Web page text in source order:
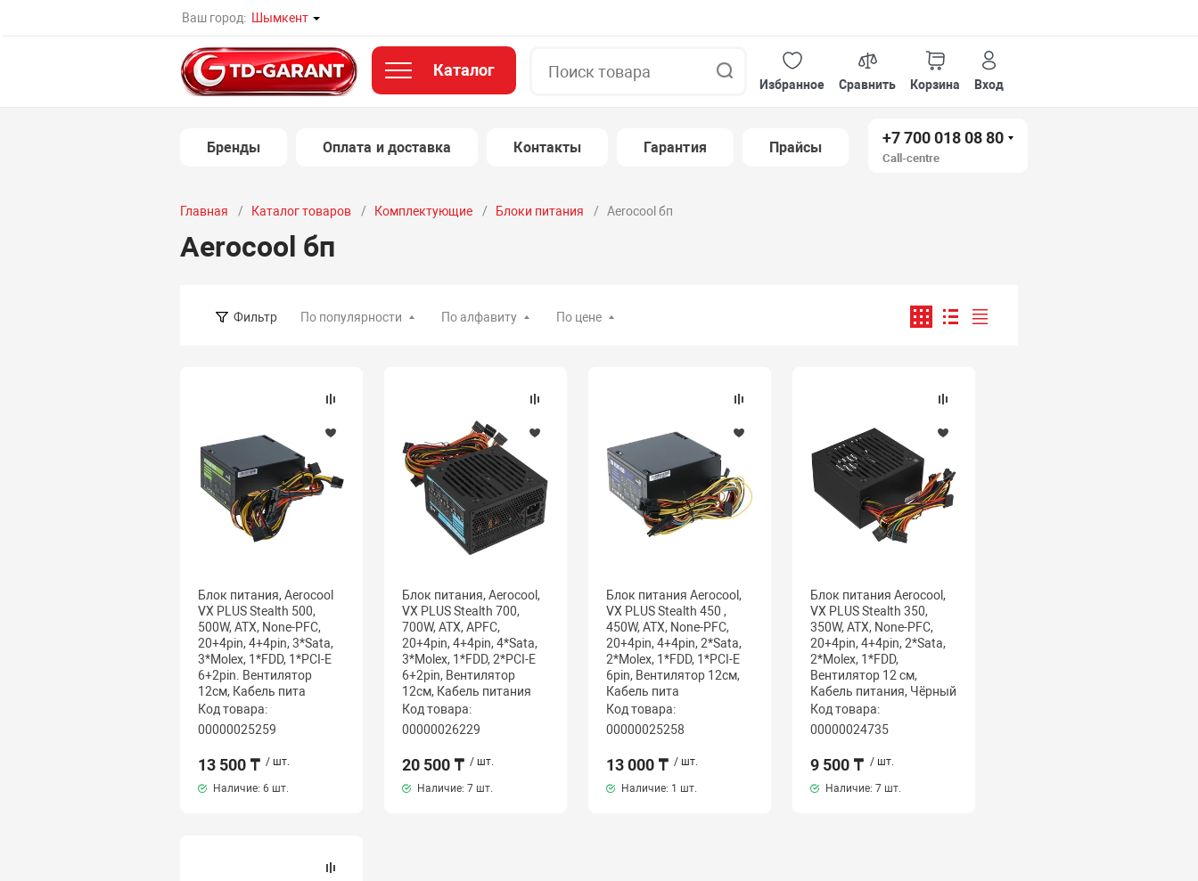
Ваш город: Шымкент
Каталог
Избранное
Сравнить Корзина Вход
Бренды Оплата и доставка Контакты Гарантия Прайсы
+7 700 018 08 80
Call-centre
Главная Каталог товаров Комплектующие Блоки питания Aerocool бп
Aerocool бп
Фильтр По популярности По алфавиту По цене
Блок питания, Aerocool
VX PLUS Stealth 500,
500W, ATX, None-PFC,
20+4pin, 4+4pin, 3*Sata,
3*Molex, 1*FDD, 1*PCI-E
6+2pin. Вентилятор
12см, Кабель пита
Код товара:
00000025259
13 500 ₸ / шт.
Наличие: 6 шт.
Блок питания, Aerocool,
VX PLUS Stealth 700,
700W, ATX, APFC,
20+4pin, 4+4pin, 4*Sata,
3*Molex, 1*FDD, 2*PCI-E
6+2pin, Вентилятор
12см, Кабель питания
Код товара:
00000026229
20 500 ₸ / шт.
Наличие: 7 шт.
Блок питания Aerocool,
VX PLUS Stealth 450 ,
450W, ATX, None-PFC,
20+4pin, 4+4pin, 2*Sata,
2*Molex, 1*FDD, 1*PCI-E
6pin, Вентилятор 12см,
Кабель пита
Код товара:
00000025258
13 000 ₸ / шт.
Наличие: 1 шт.
Блок питания Aerocool,
VX PLUS Stealth 350,
350W, ATX, None-PFC,
20+4pin, 4+4pin, 2*Sata,
2*Molex, 1*FDD,
Вентилятор 12 см,
Кабель питания, Чёрный
Код товара:
00000024735
9 500 ₸ / шт.
Наличие:7 шт.